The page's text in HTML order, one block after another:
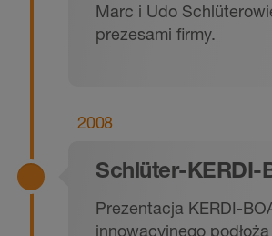
Marc i Udo
prezesami firmy.
2008
Schlüter-KERDI-
Prezentacja KERDI-
innowacyjnego